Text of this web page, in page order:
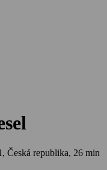
Česká republika, 26 min